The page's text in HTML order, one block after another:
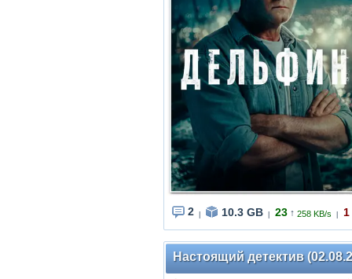
2 10.3 GB 23 ↑ 258 KB/s 1
Настоящий детектив